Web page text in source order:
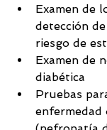
Examen de
detección
riesgo de
Examen de
diabética
Pruebas
enfermedad